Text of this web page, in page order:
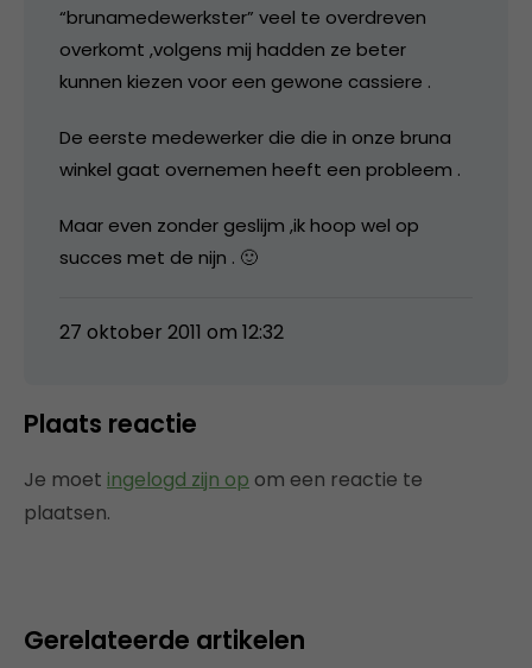
“brunamedewerkster” veel te overdreven
overkomt ,volgens mij hadden ze beter
kunnen kiezen voor een gewone cassiere .
De eerste medewerker die die in onze bruna
winkel gaat overnemen heeft een probleem .
Maar even zonder geslijm ,ik hoop wel op
succes met de nijn . 🙂
27 oktober 2011 om 12:32
Plaats reactie
Je moet ingelogd zijn op om een reactie te
plaatsen.
Gerelateerde artikelen